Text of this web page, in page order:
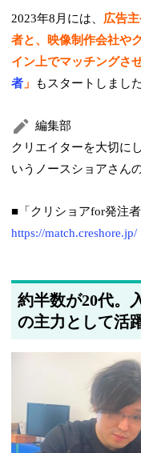
2023年8月には、 広告
者と、映像制作会社や
イン上でマッチングさ
者 」 もスタートしました
編集部
クリエイターを大切に
いうノースショアさん
■「クリショアfor発注
https://match.creshore.jp/
約半数が20代。
の主力として活